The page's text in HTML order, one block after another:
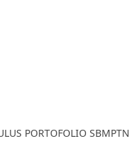
PORTOFOLIO